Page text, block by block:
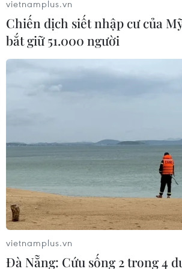
Trung ương Quân đội 108 trong
Miễn phí kinh phí cho bệnh
Trước đó, từ tháng 3/2016,
Đề án Khoa học công nghệ tăng
nghiên cứu để phát triển kỹ
phận cơ thể người tại Bệnh viện
Quân đội 108.
vietnamplus.vn
Chiến dịch siết nhập cư của
bắt giữ 51.000 người
vietnamplus.vn
Đà Nẵng: Cứu sống 2 trong 4